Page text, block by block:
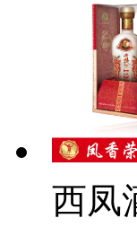
西凤